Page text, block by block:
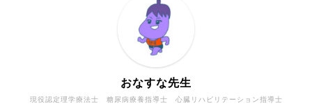
現役認定理学療法士 糖尿病療養指導士 心臓リハビリテーション指導士
おなすな先生